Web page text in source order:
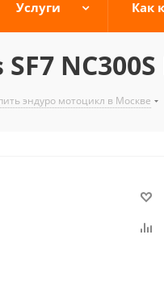
Услуги Как
NC300S
эндуро мотоцикл в Москве